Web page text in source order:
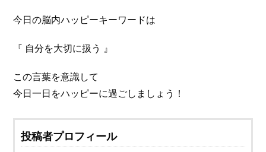
今日の脳内ハッピーキーワードは
『 自分を大切に扱う 』
この言葉を意識して
今日一日をハッピーに過ごしましょう！
投稿者プロフィール